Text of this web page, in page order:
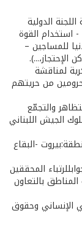
الدولية
استخدام القوة
للمساجين –
الإحتجاز،...).
لمناقشة
من حريتهم
والتجمّع
الجيش اللبناني
-البقاع
المحققين
بالتعاون
الإنساني وحقوق